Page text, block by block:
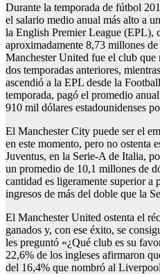
Durante la temporada de fútbol
el salario medio anual más alto a
la English Premier League (EPL),
aproximadamente 8,73 millones
Manchester United fue el club que
dos temporadas anteriores,
ascendió a la EPL desde la
temporada, pagó el promedio
910 mil dólares estadounidenses
El Manchester City puede ser el
en este momento, pero no ostenta
Juventus, en la Serie-A de Italia,
un promedio de 10,1 millones de
cantidad es ligeramente superior a
ingresos de más del doble que la
El Manchester United ostenta el
ganados y, con ese éxito, se
les preguntó «¿Qué club es su
22,6% de los ingleses afirmaron
del 16,4% que nombró al